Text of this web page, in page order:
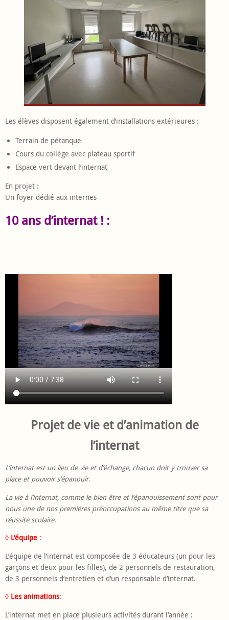
Les élèves disposent également d’installations extérieures :
Terrain de pétanque
Cours du collège avec plateau sportif
Espace vert devant l’internat
En projet :
Un foyer dédié aux internes
10 ans d’internat ! :
Projet de vie et d’animation de
l’internat
L’internat est un lieu de vie et d’échange, chacun doit y trouver sa
place et pouvoir s’épanouir.
La vie à l’internat, comme le bien être et l’épanouissement sont pour
nous une de nos premières préoccupations au même titre que sa
réussite scolaire.
◊ L’équipe :
L’équipe de l’internat est composée de 3 éducateurs (un pour les
garçons et deux pour les filles), de 2 personnels de restauration,
de 3 personnels d’entretien et d’un responsable d’internat.
◊ Les animations:
L’internat met en place plusieurs activités durant l’année :